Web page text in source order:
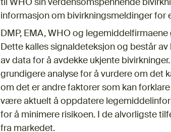
til WHO sin verdensomspennende
informasjon om bivirkningsmeldinger for
DMP, EMA, WHO og
Dette kalles signaldeteksjon og består
av data for å avdekke ukjente
grundigere analyse for å vurdere om det
om det er andre faktorer som kan
være aktuelt å oppdatere
for å minimere risikoen. I de alvorligste
fra markedet.